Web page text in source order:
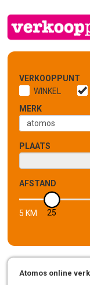
VERKOOPPUNT
WINKEL
MERK
PLAATS
AFSTAND
5 KM 25
Atomos online